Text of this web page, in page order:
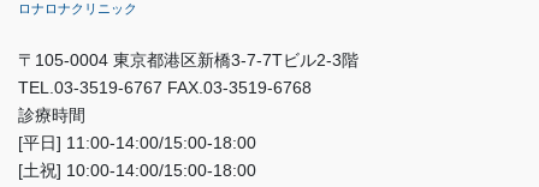
ロナロナクリニック
〒105-0004 東京都港区新橋3-7-7Tビル2-3階
TEL.03-3519-6767 FAX.03-3519-6768
診療時間
[平日] 11:00-14:00/15:00-18:00
[土祝] 10:00-14:00/15:00-18:00